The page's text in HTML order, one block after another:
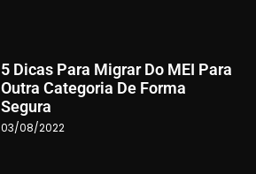
5 Dicas Para Migrar Do MEI Para
Outra Categoria De Forma
Segura
03/08/2022